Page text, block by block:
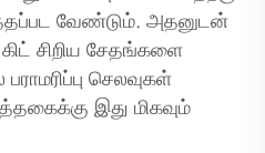
வேண்டும். அதனுடன்
கிட் சிறிய சேதங்களை
செலவுகள்
இது மிகவும்